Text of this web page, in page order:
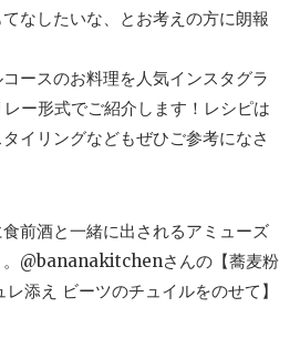
なしたいな、とお考えの方に朗報
ースのお料理を人気インスタグラ
ー形式でご紹介します！レシピは
イリングなどもぜひご参考になさ
前酒と一緒に出されるアミューズ
。@bananakitchenさんの【蕎麦粉
添え ビーツのチュイルをのせて】